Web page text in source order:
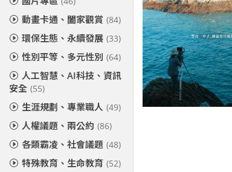
動畫卡通、闔家觀賞 (84)
環保生態、永續發展 (33)
性別平等、多元性別 (64)
人工智慧、AI科技、資訊
安全 (55)
生涯規劃、專業職人 (49)
人權議題、兩公約 (86)
各類霸凌、社會議題 (48)
特殊教育、生命教育 (52)